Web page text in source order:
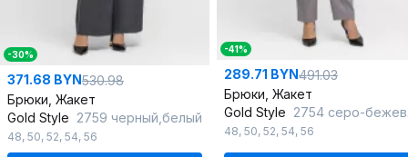
-30%
371.68 BYN530.98
Брюки, Жакет
Gold Style 2759 черный,белый
48, 50, 52, 54, 56
-41%
289.71 BYN491.03
Брюки, Жакет
Gold Style 2754 серо-бежевый
48, 50, 52, 54, 56